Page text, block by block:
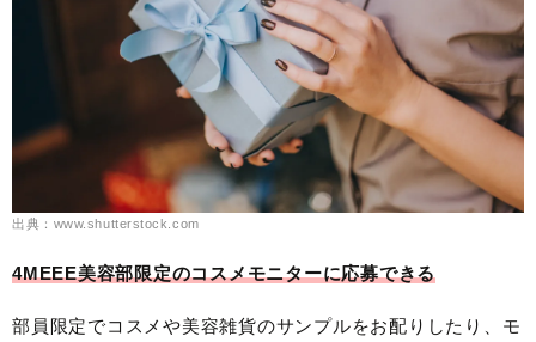
出典：www.shutterstock.com
4MEEE美容部限定のコスメモニターに応募できる
部員限定でコスメや美容雑貨のサンプルをお配りしたり、モ